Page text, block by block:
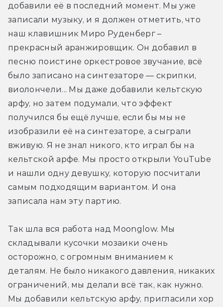
добавили её в последний момент. Мы уже
записали музыку, и я должен отметить, что
наш клавишник Миро Руденберг –
прекрасный аранжировщик. Он добавил в
песню поистине оркестровое звучание, всё
было записано на синтезаторе — скрипки,
виолончели... Мы даже добавили кельтскую
арфу, но затем подумали, что эффект
получился бы ещё лучше, если бы мы не
изобразили её на синтезаторе, а сыграли
вживую. Я не знал никого, кто играл бы на
кельтской арфе. Мы просто открыли YouTube
и нашли одну девушку, которую посчитали
самым подходящим вариантом. И она
записала нам эту партию.
Так шла вся работа над Moonglow. Мы
складывали кусочки мозаики очень
осторожно, с огромным вниманием к
деталям. Не было никакого давления, никаких
ограничений, мы делали всё так, как нужно.
Мы добавили кельтскую арфу, пригласили хор